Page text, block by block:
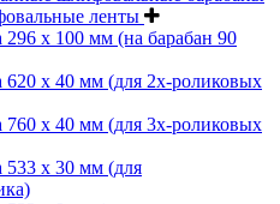
ленты
х 100 мм (на барабан 90
х 40 мм (для 2х-роликовых
х 40 мм (для 3х-роликовых
х 30 мм (для